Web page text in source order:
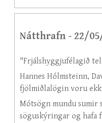
Nátthrafn - 22/
"Frjálshyggjufélagið
Hannes Hólmsteinn,
fjölmiðlalögin voru
Mótsögn mundu sumir
söguskýringar og hafa